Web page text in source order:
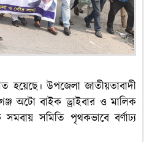
হয়েছে। উপজেলা জাতীয়তাবাদী
অটো বাইক ড্রাইবার ও মালিক
সমিতি পৃথকভাবে বর্ণাঢ্য